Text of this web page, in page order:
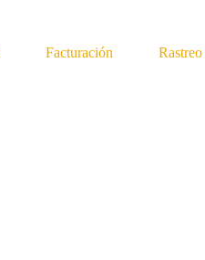
Facturación Rastreo